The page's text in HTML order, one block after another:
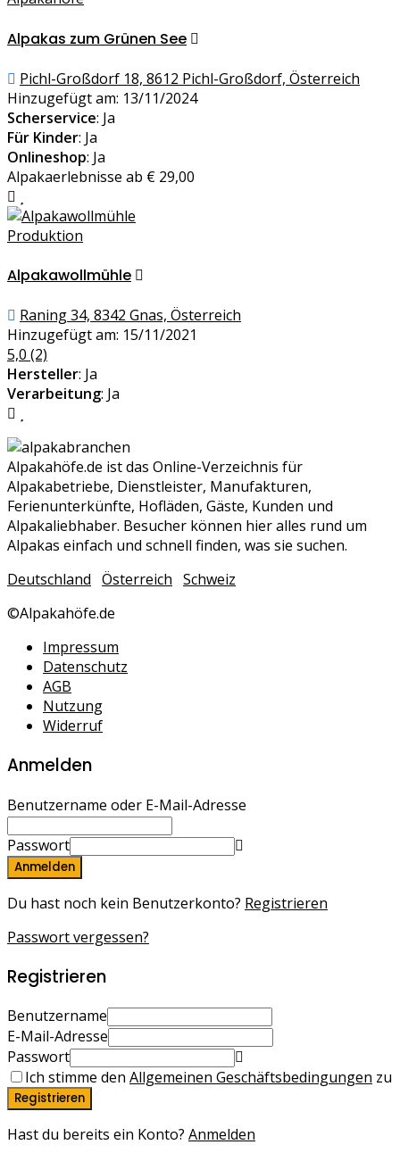
Alpakas zum Grünen See
Pichl-Großdorf 18, 8612 Pichl-Großdorf, Österreich
Hinzugefügt am: 13/11/2024
Scherservice: Ja
Für Kinder: Ja
Onlineshop: Ja
Alpakaerlebnisse ab € 29,00
Produktion
Alpakawollmühle
Raning 34, 8342 Gnas, Österreich
Hinzugefügt am: 15/11/2021
5,0 (2)
Hersteller: Ja
Verarbeitung: Ja
Alpakahöfe.de ist das Online-Verzeichnis für
Alpakabetriebe, Dienstleister, Manufakturen,
Ferienunterkünfte, Hofläden, Gäste, Kunden und
Alpakaliebhaber. Besucher können hier alles rund um
Alpakas einfach und schnell finden, was sie suchen.
Deutschland Österreich Schweiz
©Alpakahöfe.de
Impressum
Datenschutz
AGB
Nutzung
Widerruf
Anmelden
Benutzername oder E-Mail-Adresse
Passwort
Anmelden
Du hast noch kein Benutzerkonto? Registrieren
Passwort vergessen?
Registrieren
Benutzername
E-Mail-Adresse
Passwort
Ich stimme den Allgemeinen Geschäftsbedingungen zu
Registrieren
Hast du bereits ein Konto? Anmelden